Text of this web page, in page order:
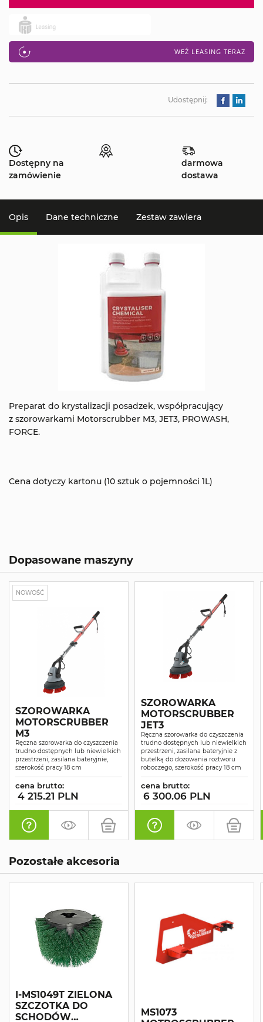
WEŹ LEASING TERAZ
Udostępnij:
Dostępny na
zamówienie
darmowa
dostawa
Opis Dane techniczne Zestaw zawiera
Preparat do krystalizacji posadzek, współpracujący
z szorowarkami Motorscrubber M3, JET3, PROWASH,
FORCE.
Cena dotyczy kartonu (10 sztuk o pojemności 1L)
Dopasowane maszyny
NOWOŚĆ
SZOROWARKA
MOTORSCRUBBER
M3
Ręczna szorowarka do czyszczenia
trudno dostępnych lub niewielkich
przestrzeni, zasilana bateryjnie,
szerokość pracy 18 cm
cena brutto:
4 215.21 PLN
SZOROWARKA
MOTORSCRUBBER
JET3
Ręczna szorowarka do czyszczenia
trudno dostępnych lub niewielkich
przestrzeni, zasilana bateryjnie z
butelką do dozowania roztworu
roboczego, szerokość pracy 18 cm
cena brutto:
6 300.06 PLN
Pozostałe akcesoria
I-MS1049T ZIELONA
SZCZOTKA DO
SCHODÓW
MS1073